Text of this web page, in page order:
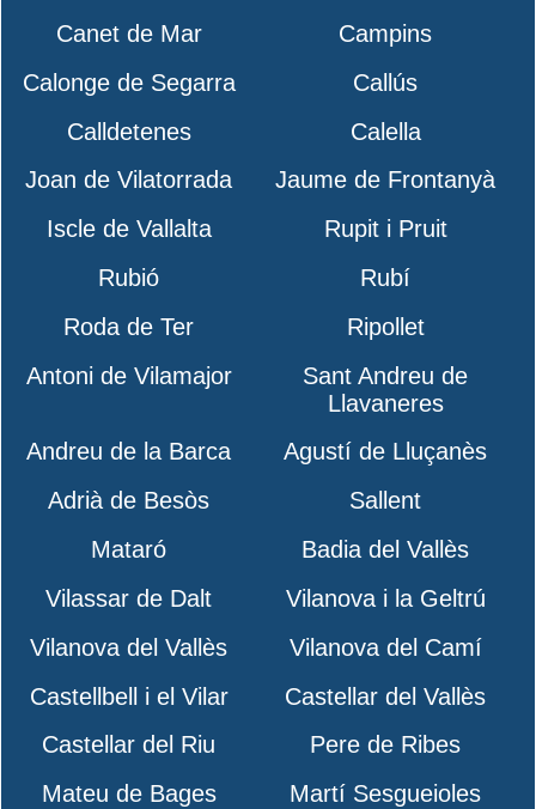
Canet de Mar
Campins
Calonge de Segarra
Callús
Calldetenes
Calella
Joan de Vilatorrada
Jaume de Frontanyà
Iscle de Vallalta
Rupit i Pruit
Rubió
Rubí
Roda de Ter
Ripollet
Antoni de Vilamajor
Sant Andreu de
Llavaneres
Andreu de la Barca
Agustí de Lluçanès
Adrià de Besòs
Sallent
Mataró
Badia del Vallès
Vilassar de Dalt
Vilanova i la Geltrú
Vilanova del Vallès
Vilanova del Camí
Castellbell i el Vilar
Castellar del Vallès
Castellar del Riu
Pere de Ribes
Mateu de Bages
Martí Sesgueioles